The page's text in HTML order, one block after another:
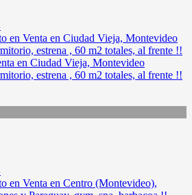
en Ciudad Vieja, Montevideo
estrena , 60 m2 totales, al frente !!